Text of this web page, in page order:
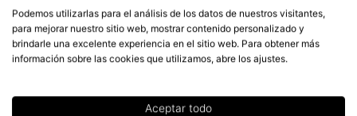
Podemos utilizarlas para el análisis de los datos de nuestros visitantes,
para mejorar nuestro sitio web, mostrar contenido personalizado y
brindarle una excelente experiencia en el sitio web. Para obtener más
información sobre las cookies que utilizamos, abre los ajustes.
Aceptar todo